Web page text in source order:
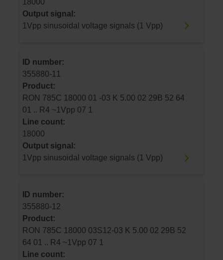
Output signal:
1Vpp sinusoidal voltage signals (1 Vpp)
ID number:
355880-11
Product:
RON 785C 18000 01 -03 K 5.00 02 29B 52 64
01 .. R4 ~1Vpp 07 1
Line count:
18000
Output signal:
1Vpp sinusoidal voltage signals (1 Vpp)
ID number:
355880-12
Product:
RON 785C 18000 03S12-03 K 5.00 02 29B 52
64 01 .. R4 ~1Vpp 07 1
Line count: